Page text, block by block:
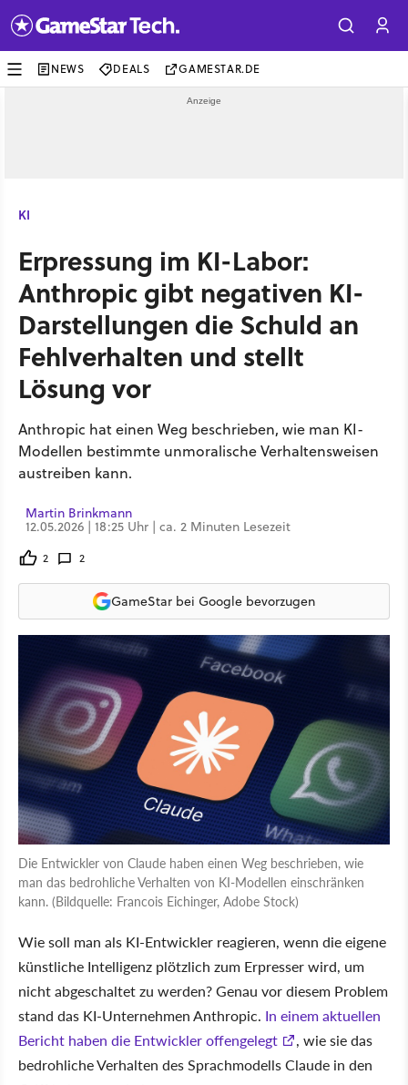
NEWS DEALS GAMESTAR.DE
KI
Erpressung im KI-Labor:
Anthropic gibt negativen KI-
Darstellungen die Schuld an
Fehlverhalten und stellt
Lösung vor
Anthropic hat einen Weg beschrieben, wie man KI-
Modellen bestimmte unmoralische Verhaltensweisen
austreiben kann.
Martin Brinkmann
12.05.2026 | 18:25 Uhr | ca. 2 Minuten Lesezeit
2 2
GameStar bei Google bevorzugen
Die Entwickler von Claude haben einen Weg beschrieben, wie
man das bedrohliche Verhalten von KI-Modellen einschränken
kann. (Bildquelle: Francois Eichinger, Adobe Stock)
Wie soll man als KI-Entwickler reagieren, wenn die eigene
künstliche Intelligenz plötzlich zum Erpresser wird, um
nicht abgeschaltet zu werden? Genau vor diesem Problem
stand das KI-Unternehmen Anthropic. In einem aktuellen
Bericht haben die Entwickler offengelegt
, wie sie das
bedrohliche Verhalten des Sprachmodells Claude in den